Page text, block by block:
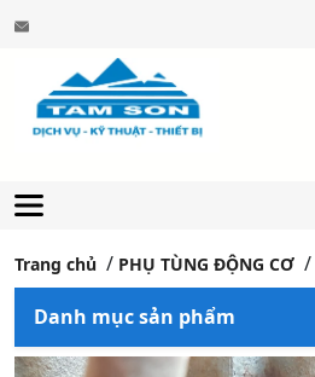
Trang chủ PHỤ TÙNG ĐỘNG CƠ
Danh mục sản phẩm